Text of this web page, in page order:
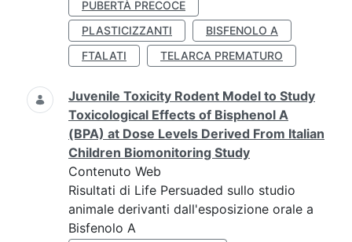
PUBERTÀ PRECOCE
PLASTICIZZANTI
BISFENOLO A
FTALATI
TELARCA PREMATURO
Juvenile Toxicity Rodent Model to Study
Toxicological Effects of Bisphenol A
(BPA) at Dose Levels Derived From Italian
Children Biomonitoring Study
Contenuto Web
Risultati di Life Persuaded sullo studio
animale derivanti dall'esposizione orale a
Bisfenolo A